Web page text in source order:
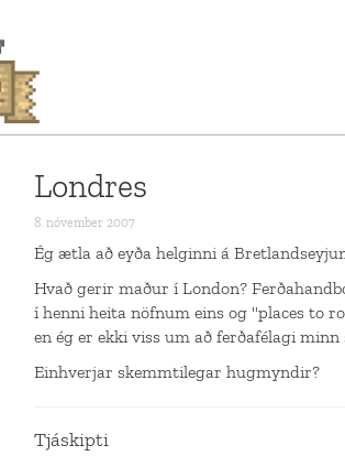
Londres
8. nóvember 2007
Ég ætla að eyða helginni á
Hvað gerir maður í London?
í henni heita nöfnum eins og "places to
en ég er ekki viss um að ferðafélagi
Einhverjar skemmtilegar hugmyndir?
Tjáskipti